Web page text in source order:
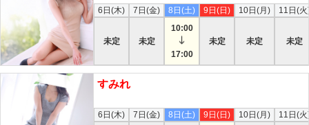
6日(木)
未定
7日(金)
未定
8日(土)
10:00
17:00
9日(日)
未定
10日(月)
未定
11日(
未定
すみれ
6日(木) 7日(金) 8日(土)
9日(日)
10日(月) 11日(